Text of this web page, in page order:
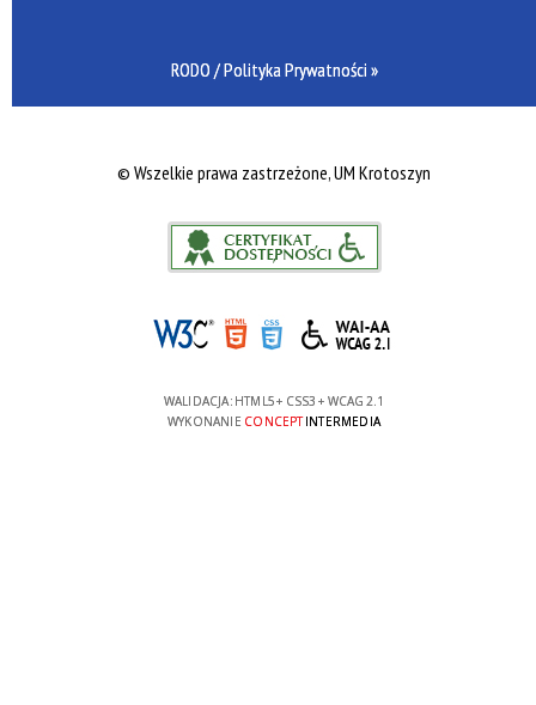
RODO / Polityka Prywatności »
© Wszelkie prawa zastrzeżone, UM Krotoszyn
WALIDACJA: HTML5+ CSS3 + WCAG 2.1
WYKONANIE CONCEPTINTERMEDIA